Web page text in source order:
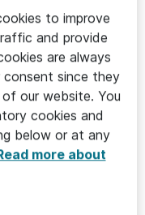
to improve
and provide
are always
consent since they
our website. You
cookies and
below or at any
more about